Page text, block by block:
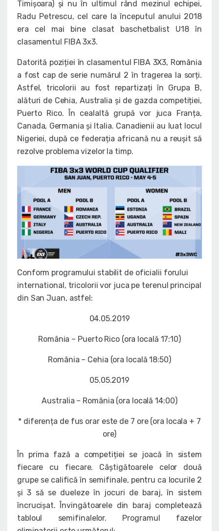
Timișoara) și nu în ultimul rând mezinul echipei,
Radu Petrescu, cel care la începutul anului 2018
era cel mai bine clasat baschetbalist U18 în
clasamentul FIBA 3x3.
Datorită poziției în clasamentul FIBA 3X3, România
a fost cap de serie numărul 2 în tragerea la sorți.
Astfel, tricolorii au fost repartizați în Grupa B,
alături de Cehia, Australia și de gazda competiției,
Puerto Rico. În cealaltă grupă vor juca Franța,
Canada, Germania și Italia. Canadienii au luat locul
Nigeriei, după ce federația africană nu a reușit să
rezolve problema vizelor la timp.
Conform programului stabilit de oficialii forului
international, tricolorii vor juca pe terenul principal
din San Juan, astfel:
04.05.2019
România – Puerto Rico (ora locală 17:10)
România – Cehia (ora locală 18:50)
05.05.2019
Australia – România (ora locală 14:00)
* diferența de fus orar este de 7 ore (ora locala + 7
ore)
În prima fază a competiției se joacă în sistem
fiecare cu fiecare. Câștigătoarele celor două
grupe se califică în semifinale, pentru ca locurile 2
și 3 să se dueleze în jocuri de baraj, în sistem
încrucișat. Învingătoarele din baraj completează
tabloul semifinalelor. Programul fazelor